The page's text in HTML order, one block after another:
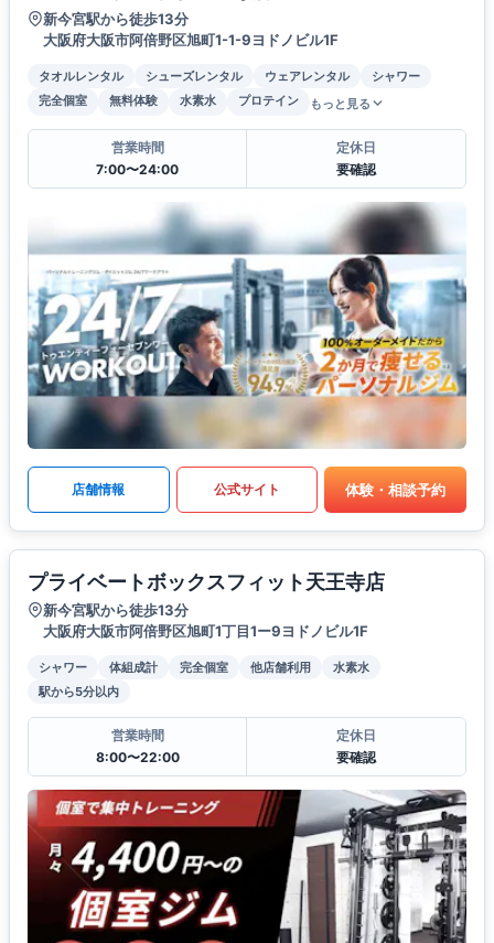
新今宮駅から徒歩13分
大阪府大阪市阿倍野区旭町1-1-9ヨドノビル1F
タオルレンタル シューズレンタル ウェアレンタル
シャワー
完全個室
無料体験 水素水 プロテイン もっと見る
営業時間
7:00〜24:00
定休日
要確認
店舗情報 公式サイト 体験・相談予約
プライベートボックスフィット天王寺店
新今宮駅から徒歩13分
大阪府大阪市阿倍野区旭町1丁目1ー9ヨドノビル1F
シャワー 体組成計 完全個室 他店舗利用
水素水
駅から5分以内
営業時間
8:00〜22:00
定休日
要確認